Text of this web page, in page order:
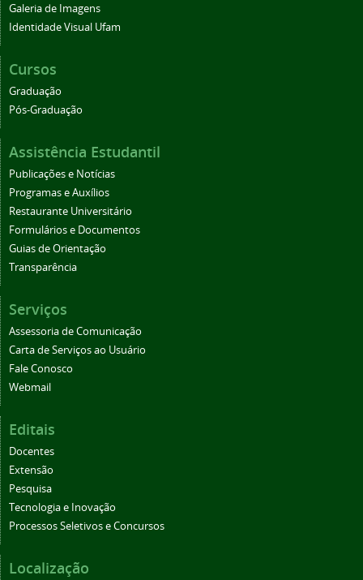
Galeria de Imagens
Identidade Visual Ufam
Cursos
Graduação
Pós-Graduação
Assistência Estudantil
Publicações e Notícias
Programas e Auxílios
Restaurante Universitário
Formulários e Documentos
Guias de Orientação
Transparência
Serviços
Assessoria de Comunicação
Carta de Serviços ao Usuário
Fale Conosco
Webmail
Editais
Docentes
Extensão
Pesquisa
Tecnologia e Inovação
Processos Seletivos e Concursos
Localização